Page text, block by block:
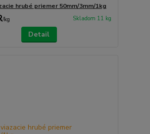
hrubé priemer 50mm/3mm/1kg
/kg Skladom 11 kg
Detail